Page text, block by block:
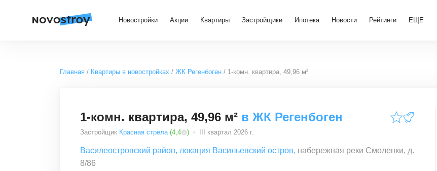
Новостройки Акции Квартиры Застройщики Ипотека Новости Рейтинги ЕЩЕ
Главная Квартиры в новостройках ЖК Регенбоген 1-комн. квартира, 49,96 м²
1-комн. квартира, 49,96 м² в ЖК Регенбоген
Застройщик Красная стрела (4,4 ) III квартал 2026 г.
Василеостровский район, локация Васильевский остров, набережная реки Смоленки, д.
8/86